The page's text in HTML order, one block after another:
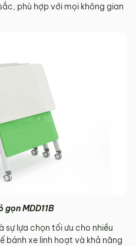
phù hợp với mọi không gian
MDD11B
sự lựa chọn tối ưu cho nhiều
bánh xe linh hoạt và khả năng